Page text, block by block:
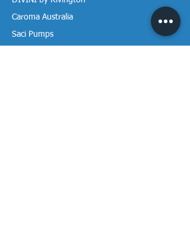
Caroma Australia
Saci Pumps